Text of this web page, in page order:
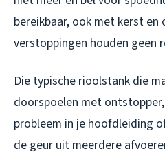
bereikbaar, ook met kerst en
verstoppingen houden geen
Die typische rioolstank die
doorspoelen met
probleem in je hoofdleiding
de geur uit meerdere